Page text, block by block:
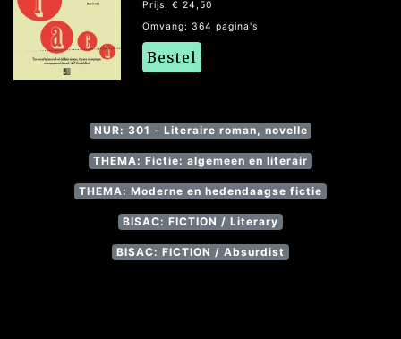
Prijs: € 24,50
Omvang: 364 pagina's
Bestel
NUR: 301 - Literaire roman, novelle
THEMA: Fictie: algemeen en literair
THEMA: Moderne en hedendaagse fictie
BISAC: FICTION / Literary
BISAC: FICTION / Absurdist